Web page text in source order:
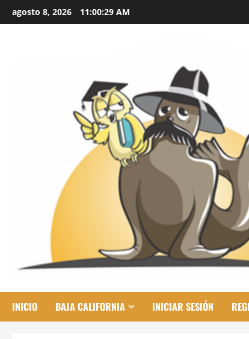
to
agosto 8, 2026 11:00:31 AM
INICIO BAJA CALIFORNIA INICIAR SESIÓN